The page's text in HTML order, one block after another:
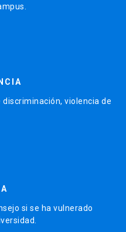
violencia de
si se ha vulnerado